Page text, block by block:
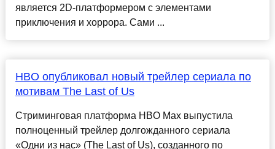
является 2D-платформером с элементами
приключения и хоррора. Сами ...
HBO опубликовал новый трейлер сериала по
мотивам The Last of Us
Стриминговая платформа HBO Max выпустила
полноценный трейлер долгожданного сериала
«Одни из нас» (The Last of Us), созданного по